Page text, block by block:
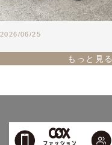
2026/06/25
もっと見る